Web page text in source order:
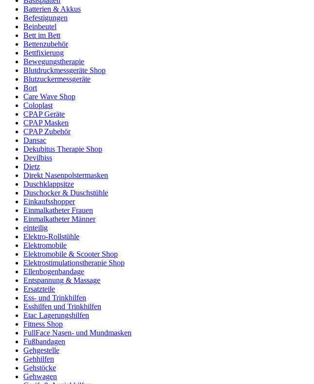
Batterien & Akkus
Befestigungen
Beinbeutel
Bett im Bett
Bettenzubehör
Bettfixierung
Bewegungstherapie
Blutdruckmessgeräte Shop
Blutzuckermessgeräte
Bort
Care Wave Shop
Coloplast
CPAP Geräte
CPAP Masken
CPAP Zubehör
Dansac
Dekubitus Therapie Shop
Devilbiss
Dietz
Direkt Nasenpolstermasken
Duschklappsitze
Duschocker & Duschstühle
Einkaufsshopper
Einmalkatheter Frauen
Einmalkatheter Männer
einteilig
Elektro-Rollstühle
Elektromobile
Elektromobile & Scooter Shop
Elektrostimulationstherapie Shop
Ellenbogenbandage
Entspannung & Massage
Ersatzteile
Ess- und Trinkhilfen
Esshilfen und Trinkhilfen
Etac Lagerungshilfen
Fitness Shop
FullFace Nasen- und Mundmasken
Fußbandagen
Gehgestelle
Gehhilfen
Gehstöcke
Gehwagen